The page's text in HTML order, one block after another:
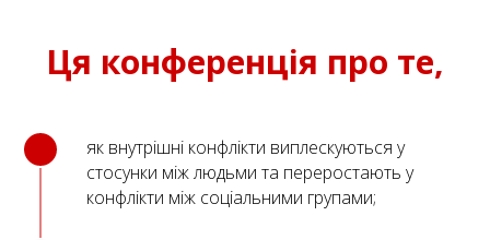
Ця конференція про те,
як внутрішні конфлікти виплескуються у
стосунки між людьми та переростають у
конфлікти між соціальними групами;